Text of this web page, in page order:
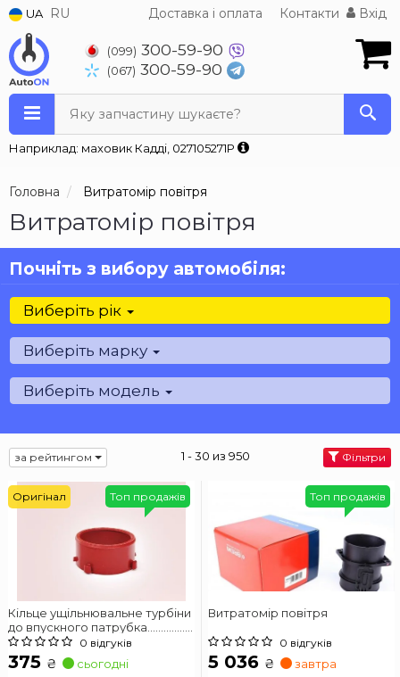
UA RU Доставка і оплата Контакти Вхід
(099) 300-59-90
(067) 300-59-90
Яку запчастину шукаєте?
Наприклад: маховик Кадді, 027105271P
Головна Витратомір повітря
Витратомір повітря
Почніть з вибору автомобіля:
Виберіть рік
Виберіть марку
Виберіть модель
за рейтингом 1 - 30 из 950 Фільтри
Кільце ущільнювальне турбіни
до впускного патрубка..............
Mercedes M6420 відгуків
375 ₴ сьогодні
Топ продажів
Оригінал
Витратомір повітря
0 відгуків
5 036 ₴ завтра
Топ продажів